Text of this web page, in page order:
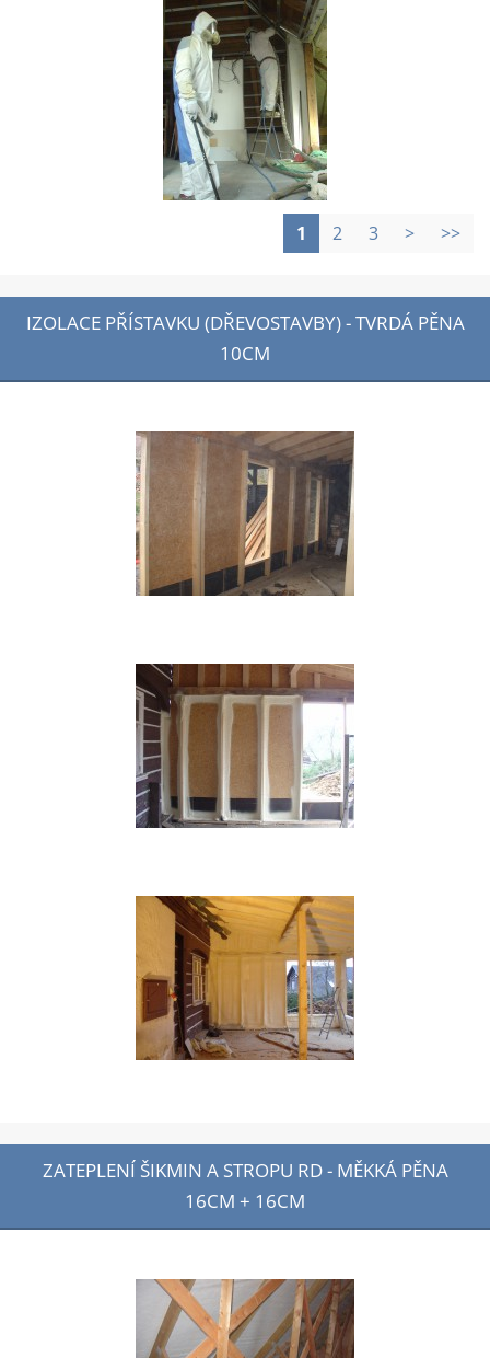
1 2 3 > >>
IZOLACE PŘÍSTAVKU (DŘEVOSTAVBY) - TVRDÁ PĚNA
10CM
ZATEPLENÍ ŠIKMIN A STROPU RD - MĚKKÁ PĚNA
16CM + 16CM